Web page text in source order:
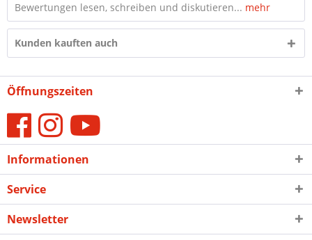
Bewertungen lesen, schreiben und diskutieren... mehr
Kunden kauften auch
Öffnungszeiten
Informationen
Service
Newsletter